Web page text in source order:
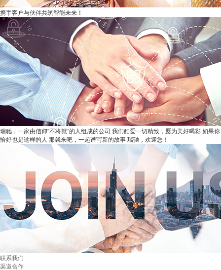
携手客户与伙伴共筑智能未来！
瑞驰，一家由信仰“不将就”的人组成的公司 我们酷爱一切精致，愿为美好喝彩 如果你
恰好也是这样的人 那就来吧，一起谱写新的故事 瑞驰，欢迎您！
联系我们
渠道合作